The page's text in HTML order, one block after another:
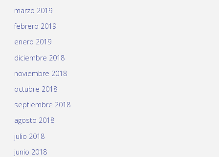
marzo 2019
febrero 2019
enero 2019
diciembre 2018
noviembre 2018
octubre 2018
septiembre 2018
agosto 2018
julio 2018
junio 2018